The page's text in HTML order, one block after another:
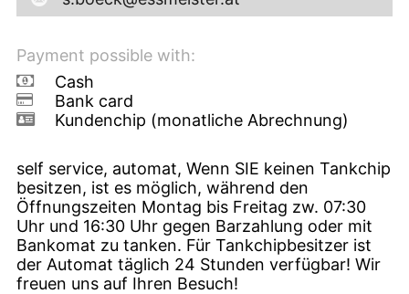
Payment possible with:
Cash
Bank card
Kundenchip (monatliche Abrechnung)
self service, automat, Wenn SIE keinen Tankchip
besitzen, ist es möglich, während den
Öffnungszeiten Montag bis Freitag zw. 07:30
Uhr und 16:30 Uhr gegen Barzahlung oder mit
Bankomat zu tanken. Für Tankchipbesitzer ist
der Automat täglich 24 Stunden verfügbar! Wir
freuen uns auf Ihren Besuch!